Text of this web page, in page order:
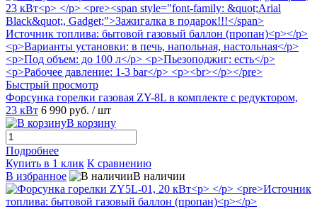
Быстрый просмотр
Форсунка горелки газовая ZY-8L в комплекте с редуктором,
23 кВт 6 990 руб. / шт
В корзину
Подробнее
Купить в 1 клик К сравнению
В избранное
В наличии